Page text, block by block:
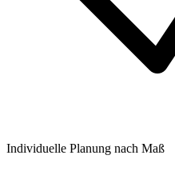
Individuelle Planung nach Maß